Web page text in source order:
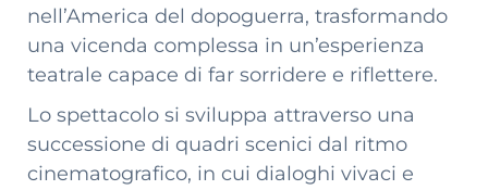
nell’America del dopoguerra, trasformando
una vicenda complessa in un’esperienza
teatrale capace di far sorridere e riflettere.
Lo spettacolo si sviluppa attraverso una
successione di quadri scenici dal ritmo
cinematografico, in cui dialoghi vivaci e